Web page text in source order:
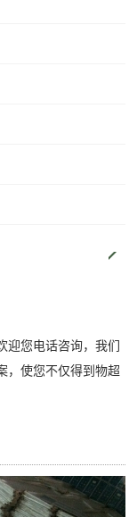
您电话咨询，我们
，使您不仅得到物超